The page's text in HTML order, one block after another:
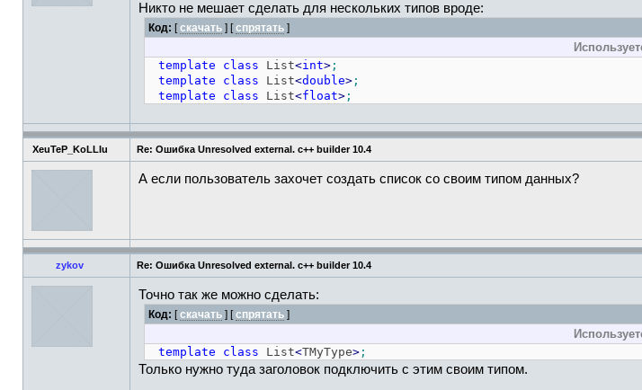
Никто не мешает сделать для нескольких типов вроде:
Код: [скачать] [спрятать]
template
class List<int>;
template
class List<double>;
template
class List<float>;
XeuTeP_KoLLIu Re: Ошибка Unresolved external. c++ builder 10.4
А если пользователь захочет создать список со своим типом данных?
zykov Re: Ошибка Unresolved external. c++ builder 10.4
Точно так же можно сделать:
Код: [скачать] [спрятать]
template
class List<TMyType>;
Только нужно туда заголовок подключить с этим своим типом.